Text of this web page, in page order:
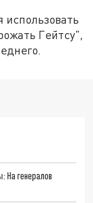
Гейтсу",
На генералов